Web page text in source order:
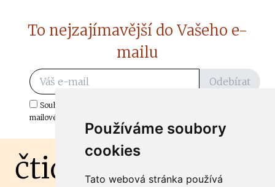
Používáme soubory
cookies
Tato webová stránka používá
To nejzajímavější do Vašeho e-
mailu
Odebírat
Souhlasím s odběrem důležitých zpráv ze ČtiDoma.cz do mé e-
mailové schránky.
čtidoma.cz